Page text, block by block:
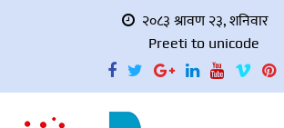
२०८३ श्रावण २३, शनिवार
Preeti to unicode